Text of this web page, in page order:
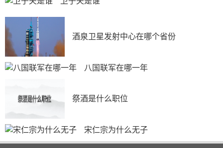
酒泉卫星发射中心在哪个省份
八国联军在哪一年
祭酒是什么职位
宋仁宗为什么无子